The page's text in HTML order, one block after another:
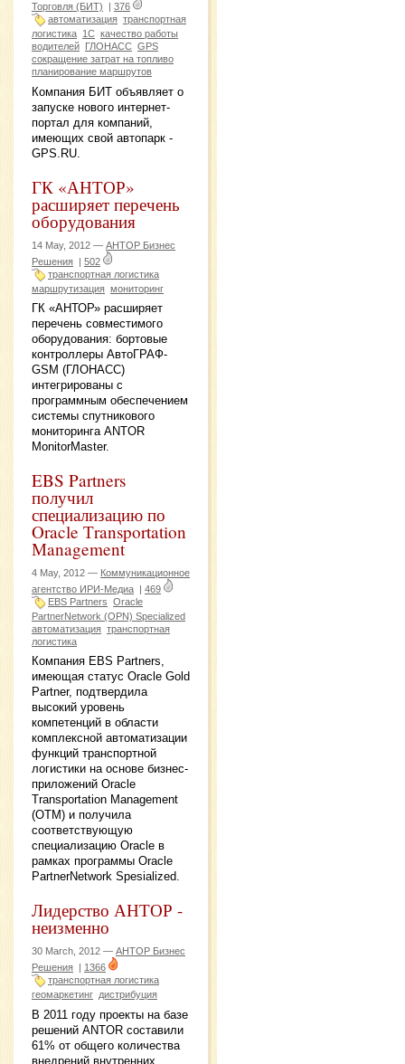
Торговля (БИТ)
376
автоматизация транспортная
логистика 1С качество работы
водителей
ГЛОНАСС GPS
сокращение затрат на топливо
планирование маршрутов
Компания БИТ объявляет о
запуске нового интернет-
портал для компаний,
имеющих свой автопарк -
GPS.RU.
ГК «АНТОР»
расширяет перечень
оборудования
14 May, 2012 — АНТОР Бизнес
Решения | 502
транспортная логистика
маршрутизация мониторинг
ГК «АНТОР» расширяет
перечень совместимого
оборудования: бортовые
контроллеры АвтоГРАФ-
GSM (ГЛОНАСС)
интегрированы с
программным обеспечением
системы спутникового
мониторинга ANTOR
MonitorMaster.
EBS Partners
получил
специализацию по
Oracle Тransportation
Мanagement
4 May, 2012 — Коммуникационное
агентство ИРИ-Медиа | 469
EBS Partners Oracle
PartnerNetwork (OPN) Specialized
автоматизация транспортная
логистика
Компания EBS Partners,
имеющая статус Oracle Gold
Partner, подтвердила
высокий уровень
компетенций в области
комплексной автоматизации
функций транспортной
логистики на основе бизнес-
приложений Oracle
Transportation Management
(OTM) и получила
соответствующую
специализацию Oracle в
рамках программы Oracle
PartnerNetwork Spesialized.
Лидерство АНТОР -
неизменно
30 March, 2012 — АНТОР Бизнес
Решения
1366
транспортная логистика
геомаркетинг дистрибуция
В 2011 году проекты на базе
решений ANTOR составили
61% от общего количества
внедрений внутренних